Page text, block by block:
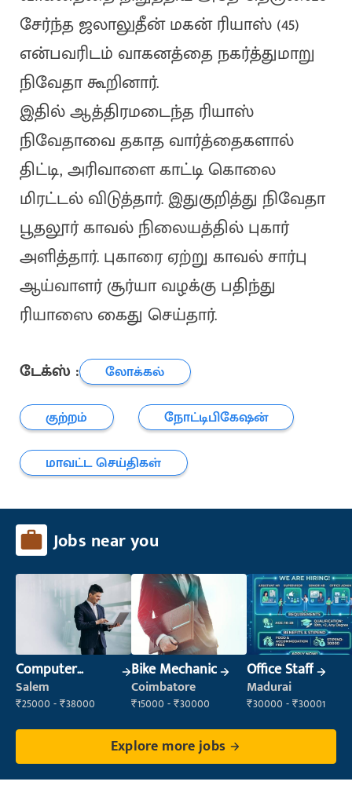
சேர்ந்த ஜலாலுதீன் மகன் ரியாஸ் (45)
என்பவரிடம் வாகனத்தை நகர்த்துமாறு
நிவேதா கூறினார்.
இதில் ஆத்திரமடைந்த ரியாஸ்
நிவேதாவை தகாத வார்த்தைகளால்
திட்டி, அரிவாளை காட்டி கொலை
மிரட்டல் விடுத்தார். இதுகுறித்து நிவேதா
பூதலூர் காவல் நிலையத்தில் புகார்
அளித்தார். புகாரை ஏற்று காவல் சார்பு
ஆய்வாளர் சூர்யா வழக்கு பதிந்து
ரியாஸை கைது செய்தார்.
டேக்ஸ் :
லோக்கல்
குற்றம்
நோட்டிபிகேஷன்
மாவட்ட செய்திகள்
Jobs near you
Computer
Operator
Salem
₹25000 - ₹38000
Bike Mechanic
Coimbatore
₹15000 - ₹30000
Office Staff
Madurai
₹30000 - ₹30001
Explore more jobs